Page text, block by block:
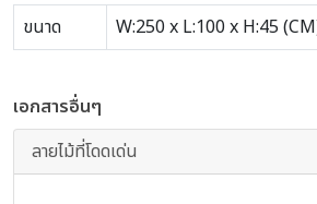
ขนาด
W:250 x L:100 x H:45
เอกสารอื่นๆ
ลายไม้ที่โดดเด่น